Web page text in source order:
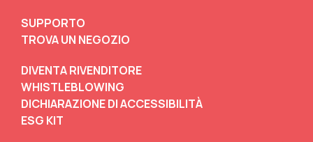
SUPPORTO
TROVA UN NEGOZIO
DIVENTA RIVENDITORE
WHISTLEBLOWING
DICHIARAZIONE DI ACCESSIBILITÀ
ESG KIT